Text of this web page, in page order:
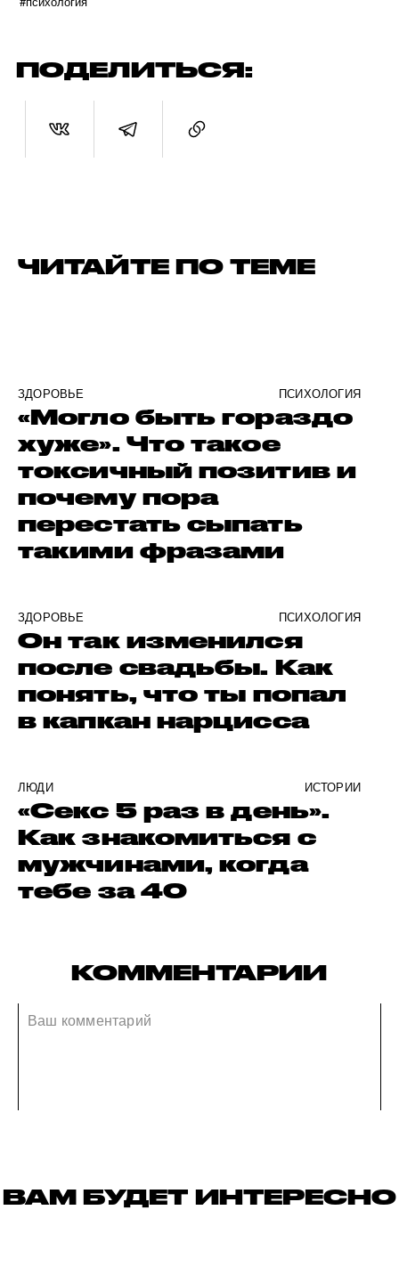
ПОДЕЛИТЬСЯ:
ЧИТАЙТЕ ПО ТЕМЕ
ЗДОРОВЬЕ ПСИХОЛОГИЯ
«Могло быть гораздо
хуже». Что такое
токсичный позитив и
почему пора
перестать сыпать
такими фразами
ЗДОРОВЬЕ ПСИХОЛОГИЯ
Он так изменился
после свадьбы. Как
понять, что ты попал
в капкан нарцисса
ЛЮДИ ИСТОРИИ
«Секс 5 раз в день».
Как знакомиться с
мужчинами, когда
тебе за 40
КОММЕНТАРИИ
ВАМ БУДЕТ ИНТЕРЕСНО